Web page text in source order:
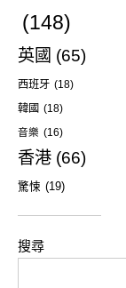
(148)
英國 (65)
西班牙 (18)
韓國 (18)
音樂 (16)
香港 (66)
驚悚 (19)
搜尋